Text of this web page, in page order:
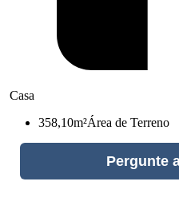
Casa
358,10m²Área de Terreno
Pergunte